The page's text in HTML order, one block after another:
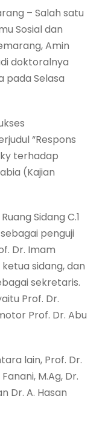
– Salah satu
Sosial dan
Amin
doktoralnya
pada Selasa
“Respons
terhadap
(Kajian
Sidang C.1
penguji
Dr. Imam
sidang, dan
sekretaris.
Prof. Dr.
Prof. Dr. Abu
lain, Prof. Dr.
M.Ag, Dr.
Dr. A. Hasan